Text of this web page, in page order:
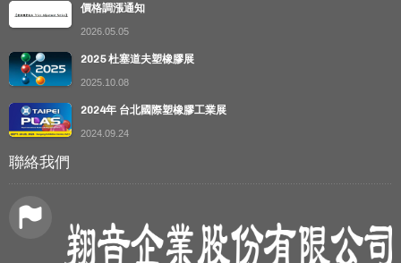
價格調漲通知
2026.05.05
2025 杜塞道夫塑橡膠展
2025.10.08
2024年 台北國際塑橡膠工業展
2024.09.24
聯絡我們